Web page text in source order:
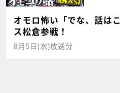
オモロ怖い「でな、話は
ス松倉参戦！
8月5日(水)放送分